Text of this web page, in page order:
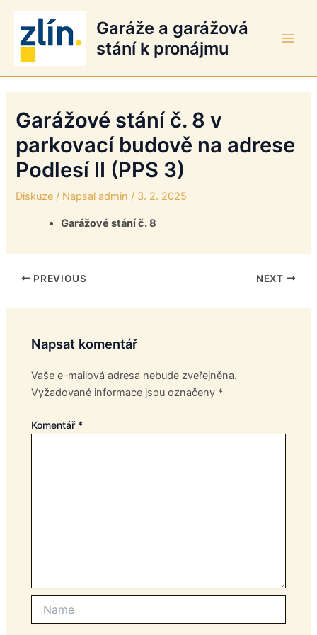
Přeskočit
obsah
Garáže a garážová
stání k pronájmu
Garážové stání č. 8 v
parkovací budově na adrese
Podlesí II (PPS 3)
Diskuze / Napsaladmin / 3. 2. 2025
Garážové stání č. 8
PREVIOUS NEXT
Napsat komentář
Vaše e-mailová adresa nebude zveřejněna.
Vyžadované informace jsou označeny *
Komentář *